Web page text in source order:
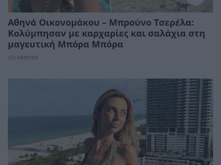
Αθηνά Οικονομάκου – Μπρούνο Τσερέλα:
Κολύμπησαν με καρχαρίες και σαλάχια στη
μαγευτική Μπόρα Μπόρα
CELEBRITIES